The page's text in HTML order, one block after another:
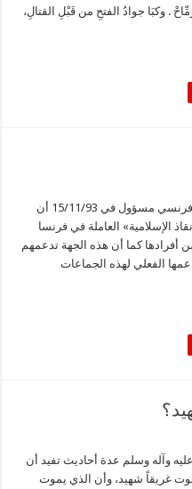
. وكبَا جوادُ الفتحِ من قَبْلِ القتالِ،
ليبيا تدعم الإنقاذ الجزائرية كشف مصدر فرنسي مسؤول في 15/11/93 أن
الإسلامية» العاملة في فرنسا
أفرادها كما أن هذه الجهة تدعمهم
الفعلي لهذه الجماعات
وآله وسلم عدة أحاديث تفيد أن
غريقاً شهيد، وأن الذي يموت